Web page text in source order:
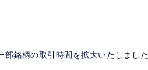
銘柄の取引時間を拡大いたしました